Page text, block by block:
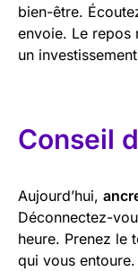
bien-être.
envoie. Le repos
un
Conseil
Aujourd’hui,
Déconnectez-
heure. Prenez le
qui vous